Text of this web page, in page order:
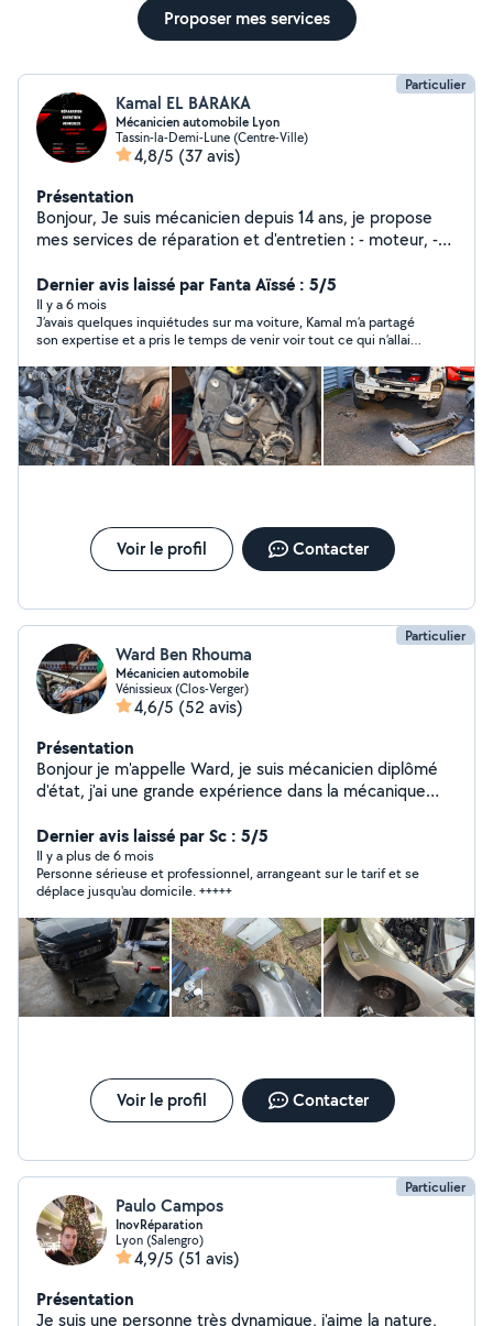
Proposer mes services
Particulier
Kamal EL BARAKA
Mécanicien automobile Lyon
Tassin-la-Demi-Lune (Centre-Ville)
4,8/5 (37 avis)
Présentation
Bonjour, Je suis mécanicien depuis 14 ans, je propose
mes services de réparation et d'entretien : - moteur, -
changement de pare choc sans peinture, - joint de
culasse - (...)
Dernier avis laissé par Fanta Aïssé : 5/5
Il y a 6 mois
J’avais quelques inquiétudes sur ma voiture, Kamal m’a partagé
son expertise et a pris le temps de venir voir tout ce qui n’allait
recommande à 1000%.
Voir le profil Contacter
Particulier
Ward Ben Rhouma
Mécanicien automobile
Vénissieux (Clos-Verger)
4,6/5 (52 avis)
Présentation
Bonjour je m'appelle Ward, je suis mécanicien diplômé
d'état, j'ai une grande expérience dans la mécanique
Dernier avis laissé par Sc : 5/5
Il y a plus de 6 mois
Personne sérieuse et professionnel, arrangeant sur le tarif et se
déplace jusqu'au domicile. +++++
Voir le profil Contacter
Particulier
Paulo Campos
InovRéparation
Lyon (Salengro)
4,9/5 (51 avis)
Présentation
Je suis une personne très dynamique, j'aime la nature,